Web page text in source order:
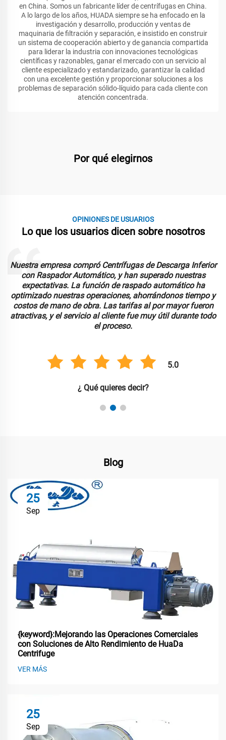
en China. Somos un fabricante líder de centrífugas en China.
A lo largo de los años, HUADA siempre se ha enfocado en la
investigación y desarrollo, producción y ventas de
maquinaria de filtración y separación, e insistido en construir
un sistema de cooperación abierto y de ganancia compartida
para liderar la industria con innovaciones tecnológicas
científicas y razonables, ganar el mercado con un servicio al
cliente especializado y estandarizado, garantizar la calidad
con una excelente gestión y proporcionar soluciones a los
problemas de separación sólido-líquido para cada cliente con
atención concentrada.
Por qué elegirnos
OPINIONES DE USUARIOS
Lo que los usuarios dicen sobre nosotros
Nuestra empresa compró Centrífugas de Descarga Inferior
con Raspador Automático, y han superado nuestras
expectativas. La función de raspado automático ha
optimizado nuestras operaciones, ahorrándonos tiempo y
costos de mano de obra. Las tarifas al por mayor fueron
atractivas, y el servicio al cliente fue muy útil durante todo
el proceso.
5.0
¿ Qué quieres decir?
Blog
25
Sep
{keyword}:Mejorando las Operaciones Comerciales
con Soluciones de Alto Rendimiento de HuaDa
Centrifuge
VER MÁS
25
Sep